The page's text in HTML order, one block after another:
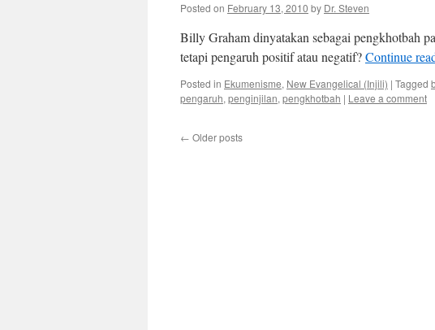
Posted on February 13, 2010 by Dr. Steven
Billy Graham dinyatakan sebagai pengkhotbah
tetapi pengaruh positif atau negatif?Continue
Posted in Ekumenisme, New Evangelical (Injili) | Tagged
pengaruh, penginjilan, pengkhotbah | Leave a comment
← Older posts